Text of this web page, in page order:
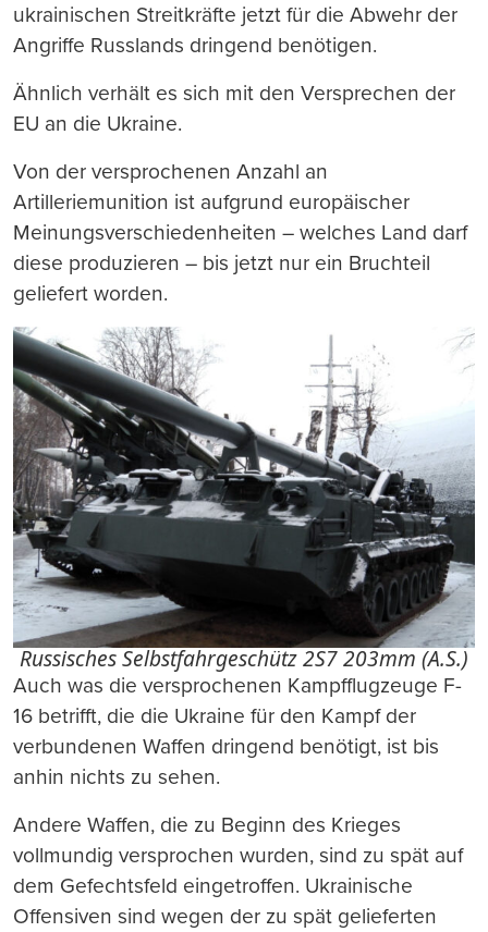
ukrainischen Streitkräfte jetzt für die Abwehr der
Angriffe Russlands dringend benötigen.
Ähnlich verhält es sich mit den Versprechen der
EU an die Ukraine.
Von der versprochenen Anzahl an
Artilleriemunition ist aufgrund europäischer
Meinungsverschiedenheiten – welches Land darf
diese produzieren – bis jetzt nur ein Bruchteil
geliefert worden.
Russisches Selbstfahrgeschütz 2S7 203mm (A.S.)
Auch was die versprochenen Kampfflugzeuge F-
16 betrifft, die die Ukraine für den Kampf der
verbundenen Waffen dringend benötigt, ist bis
anhin nichts zu sehen.
Andere Waffen, die zu Beginn des Krieges
vollmundig versprochen wurden, sind zu spät auf
dem Gefechtsfeld eingetroffen. Ukrainische
Offensiven sind wegen der zu spät gelieferten